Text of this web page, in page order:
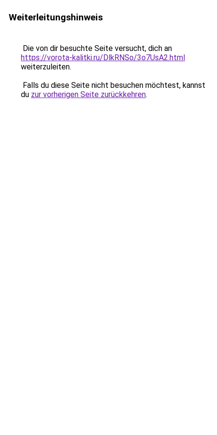
Weiterleitungshinweis
Die von dir besuchte Seite versucht, dich an
https://vorota-kalitki.ru/DlkRNSo/3o7UsA2.html
weiterzuleiten.
Falls du diese Seite nicht besuchen möchtest, kannst
du zur vorherigen Seite zurückkehren.